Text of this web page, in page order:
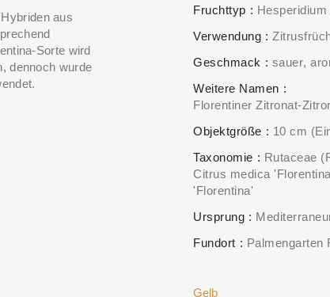
aus
Sorte wird
dennoch wurde
Fruchttyp
Verwendung
Geschmack
sauer
Weitere Namen
Florentiner Zitronat-
Objektgröße
10 cm
Taxonomie
Rutaceae
Citrus medica
'Florentina'
Ursprung
Fundort
Palmengarten
Gelb